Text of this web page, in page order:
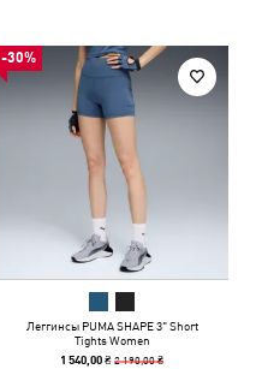
-30%
Леггинсы PUMA SHAPE 3" Short
Tights Women
1 540,00 ₴2 190,00 ₴